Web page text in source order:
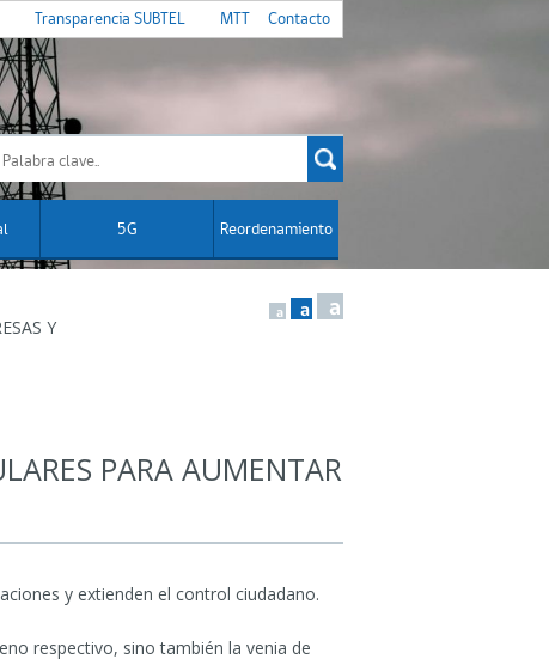
Transparencia SUBTEL MTT Contacto
5G Reordenamiento
Y
a a a
PARA AUMENTAR
y extienden el control ciudadano.
respectivo, sino también la venia de